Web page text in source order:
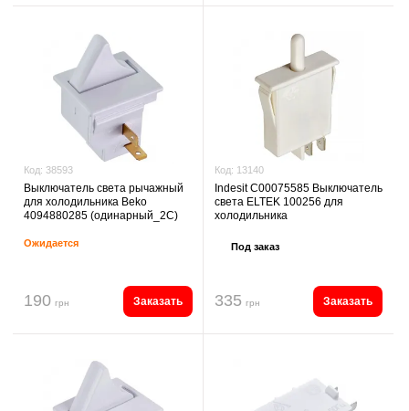
Код: 38593
Выключатель света рычажный
для холодильника Beko
4094880285 (одинарный_2C)
Ожидается
190 грн Заказать
Код: 13140
Indesit C00075585 Выключатель
света ELTEK 100256 для
холодильника
Под заказ
335 грн Заказать